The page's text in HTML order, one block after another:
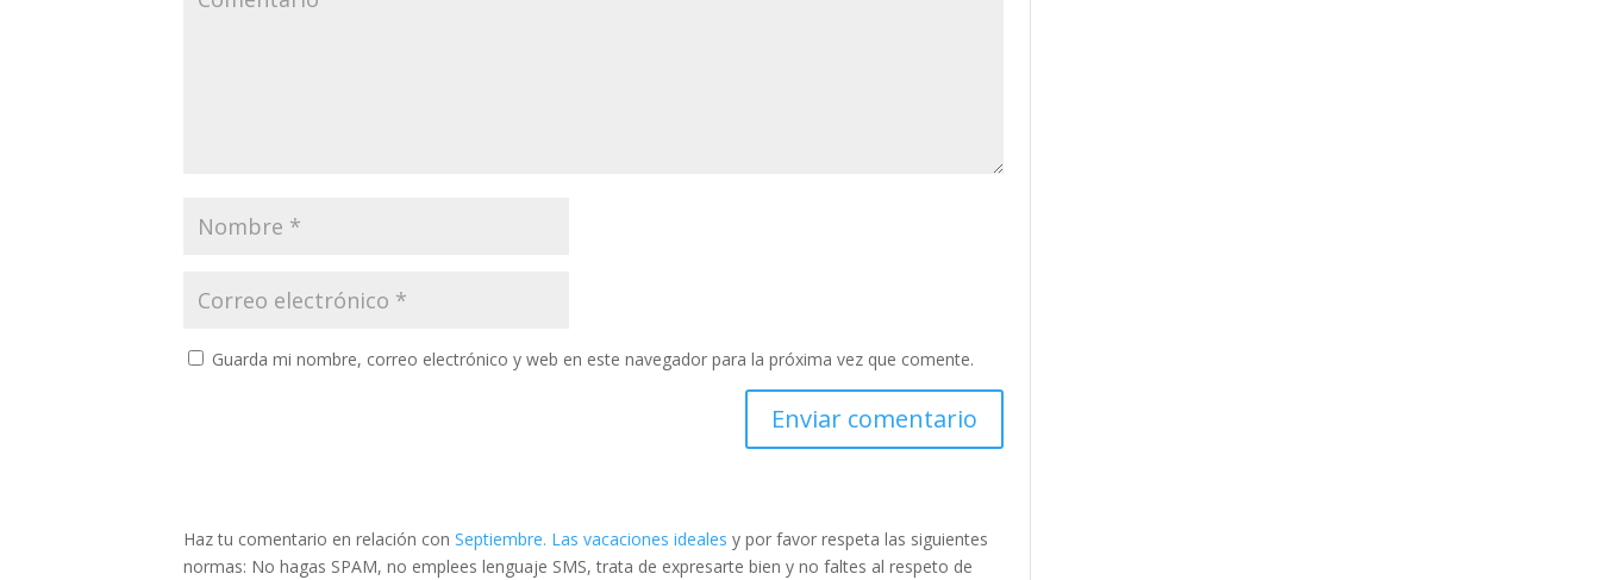
Guarda mi nombre, correo electrónico y web en este navegador para la próxima vez que comente.
Haz tu comentario en relación conSeptiembre. Las vacaciones ideales y por favor respeta las siguientes
normas: No hagas SPAM, no emplees lenguaje SMS, trata de expresarte bien y no faltes al respeto de